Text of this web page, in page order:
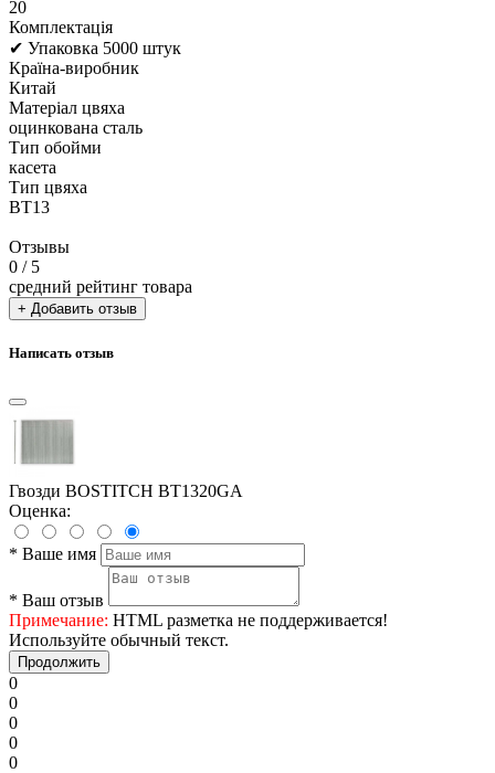
20
Комплектація
✔ Упаковка 5000 штук
Країна-виробник
Китай
Матеріал цвяха
оцинкована сталь
Тип обойми
касета
Тип цвяха
BT13
Отзывы
0 / 5
средний рейтинг товара
+ Добавить отзыв
Написать отзыв
Гвозди BOSTITCH BT1320GA
Оценка:
* Ваше имя
* Ваш отзыв
Примечание: HTML разметка не поддерживается!
Используйте обычный текст.
Продолжить
0
0
0
0
0